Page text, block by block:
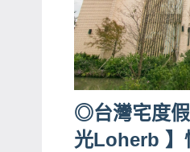
帶
路、
旅
遊
目
來
◎台灣宅度
光Loherb 】